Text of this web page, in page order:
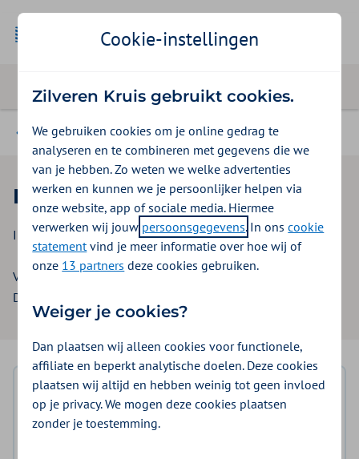
Beleid 2025
Planning en termijnen
Inkoopbeleid MSZ 2025
Versie: 1.0
Datum: 1 april 2024
Inhoudsopgave
Belangrijkste wijzigingen
Cookie-instellingen
Zilveren Kruis gebruikt cookies.
We gebruiken cookies om je online gedrag te
analyseren en te combineren met gegevens die we
van je hebben. Zo weten we welke advertenties
werken en kunnen we je persoonlijker helpen via
onze website, app of sociale media. Hiermee
verwerken wij jouw persoonsgegevens. In onscookie
statementvind je meer informatie over hoe wij of
onze 13 partners deze cookies gebruiken.
Weiger je cookies?
Dan plaatsen wij alleen cookies voor functionele,
affiliate en beperkt analytische doelen. Deze cookies
plaatsen wij altijd en hebben weinig tot geen invloed
op je privacy. We mogen deze cookies plaatsen
zonder je toestemming.